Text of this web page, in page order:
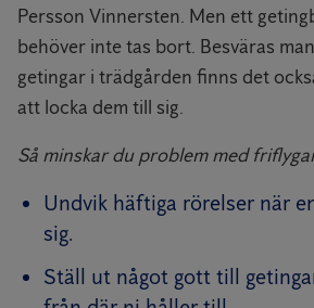
Persson Vinnersten. Men ett
behöver inte tas bort. Besväras
getingar i trädgården finns det
att locka dem till sig.
Så minskar du problem med
Undvik häftiga rörelser när
sig.
Ställ ut något gott till